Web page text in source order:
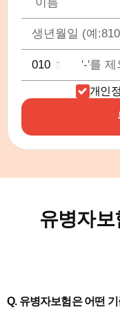
개인
유병자
Q.유병자보험은 어떤